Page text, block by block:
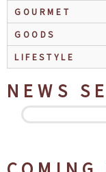
GOURMET
GOODS
LIFESTYLE
NEWS